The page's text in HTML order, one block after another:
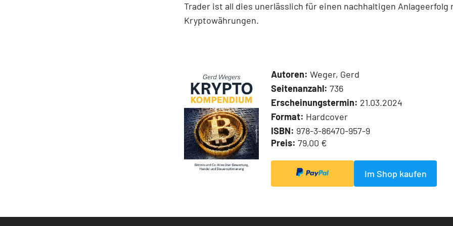
Trader ist all dies unerlässlich für einen nachhaltigen Anlageerfolg
Kryptowährungen.
Autoren: Weger, Gerd
Seitenanzahl: 736
Erscheinungstermin: 21.03.2024
Format: Hardcover
ISBN: 978-3-86470-957-9
Preis: 79,00 €
Im Shop kaufen